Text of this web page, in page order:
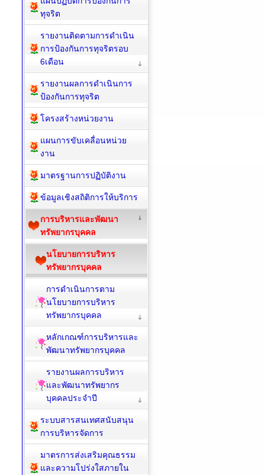
ทุจริต
รายงานติดตามการดำเนิน
การป้องกันการทุจริตรอบ
6เดือน
รายงานผลการดำเนินการ
ป้องกันการทุจริต
โครงสร้างหน่วยงาน
แผนการขับเคลื่อนหน่วย
งาน
มาตรฐานการปฏิบัติงาน
ข้อมูลเชิงสถิติการให้บริการ
การบริหารและพัฒนา
ทรัพยากรบุคคล
นโยบายการบริหาร
ทรัพยากรบุคคล
การดำเนินการตาม
นโยบายการบริหาร
ทรัพยากรบุคคล
หลักเกณฑ์การบริหารและ
พัฒนาทรัพยากรบุคคล
รายงานผลการบริหาร
และพัฒนาทรัพยากร
บุคคลประจำปี
ระบบสารสนเทศสนับสนุน
การบริหารจัดการ
มาตรการส่งเสริมคุณธรรม
และความโปร่งใสภายใน